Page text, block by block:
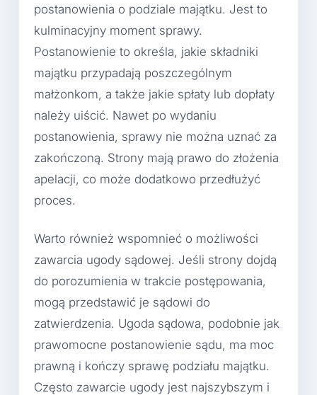
postanowienia o podziale majątku. Jest to
kulminacyjny moment sprawy.
Postanowienie to określa, jakie składniki
majątku przypadają poszczególnym
małżonkom, a także jakie spłaty lub dopłaty
należy uiścić. Nawet po wydaniu
postanowienia, sprawy nie można uznać za
zakończoną. Strony mają prawo do złożenia
apelacji, co może dodatkowo przedłużyć
proces.
Warto również wspomnieć o możliwości
zawarcia ugody sądowej. Jeśli strony dojdą
do porozumienia w trakcie postępowania,
mogą przedstawić je sądowi do
zatwierdzenia. Ugoda sądowa, podobnie jak
prawomocne postanowienie sądu, ma moc
prawną i kończy sprawę podziału majątku.
Często zawarcie ugody jest najszybszym i